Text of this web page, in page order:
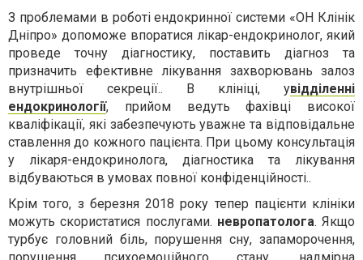
З проблемами в роботі ендокринної системи «ОН Клінік
Дніпро» допоможе впоратися лікар-ендокринолог, який
проведе точну діагностику, поставить діагноз та
призначить ефективне лікування захворювань залоз
внутрішньої секреції.. В клініці, увідділенні
ендокринології, прийом ведуть фахівці високої
кваліфікації, які забезпечують уважне та відповідальне
ставлення до кожного пацієнта. При цьому консультація
у лікаря-ендокринолога, діагностика та лікування
відбуваються в умовах повної конфіденційності..
Крім того, з березня 2018 року тепер пацієнти клініки
можуть скористатися послугами. невропатолога. Якщо
турбує головний біль, порушення сну, запаморочення,
порушення психоемоційного стану, надмірна